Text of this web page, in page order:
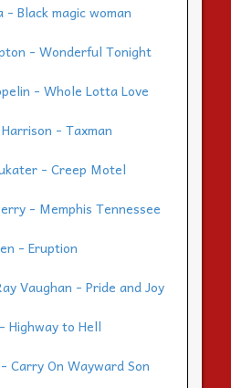
- Black magic woman
- Wonderful Tonight
- Whole Lotta Love
- Taxman
- Creep Motel
- Memphis Tennessee
- Eruption
Vaughan - Pride and Joy
Highway to Hell
Carry On Wayward Son